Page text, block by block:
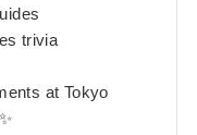
trivia
at Tokyo